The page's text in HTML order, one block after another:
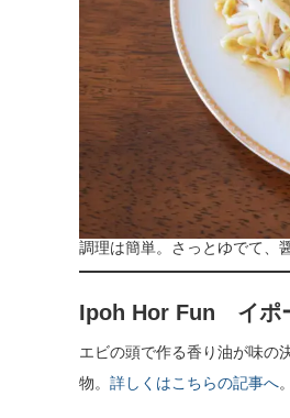
調理は簡単。さっとゆでて、
Ipoh Hor Fun イポ
エビの頭で作る香り油が味の
物。 詳しくはこちらの記事へ。